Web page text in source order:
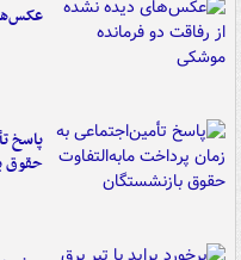
پاسخ
حقوق